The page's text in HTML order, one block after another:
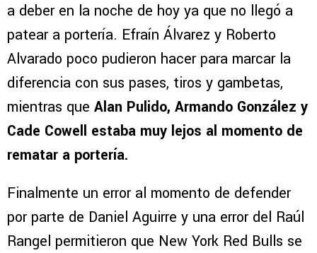
a deber en la noche de hoy ya que no llegó a
patear a portería. Efraín Álvarez y Roberto
Alvarado poco pudieron hacer para marcar la
diferencia con sus pases, tiros y gambetas,
mientras que Alan Pulido, Armando González y
Cade Cowell estaba muy lejos al momento de
rematar a portería.
Finalmente un error al momento de defender
por parte de Daniel Aguirre y una error del Raúl
Rangel permitieron que New York Red Bulls se